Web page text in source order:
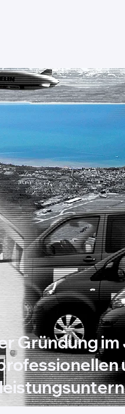
Gründung